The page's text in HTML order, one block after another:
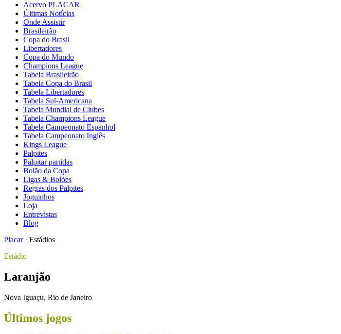
Acervo PLACAR
Últimas Notícias
Onde Assistir
Brasileirão
Copa do Brasil
Libertadores
Copa do Mundo
Champions League
Tabela Brasileirão
Tabela Copa do Brasil
Tabela Libertadores
Tabela Sul-Americana
Tabela Mundial de Clubes
Tabela Champions League
Tabela Campeonato Espanhol
Tabela Campeonato Inglês
Kings League
Palpites
Palpitar partidas
Bolão da Copa
Ligas & Bolões
Regras dos Palpites
Joguinhos
Loja
Entrevistas
Blog
Placar · Estádios
Estádio
Laranjão
Nova Iguaçu, Rio de Janeiro
Últimos jogos